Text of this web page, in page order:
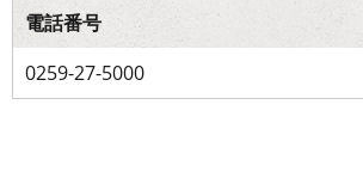
電話番号
0259-27-5000